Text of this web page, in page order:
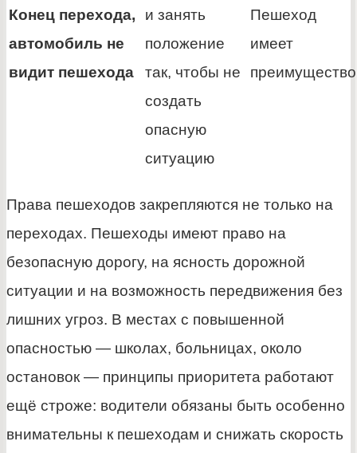
Конец перехода,
автомобиль не
видит пешехода
и занять
положение
так, чтобы не
создать
опасную
ситуацию
Пешеход
имеет
преимущество
Права пешеходов закрепляются не только на
переходах. Пешеходы имеют право на
безопасную дорогу, на ясность дорожной
ситуации и на возможность передвижения без
лишних угроз. В местах с повышенной
опасностью — школах, больницах, около
остановок — принципы приоритета работают
ещё строже: водители обязаны быть особенно
внимательны к пешеходам и снижать скорость